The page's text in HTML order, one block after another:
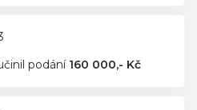
podání 160 000,- Kč